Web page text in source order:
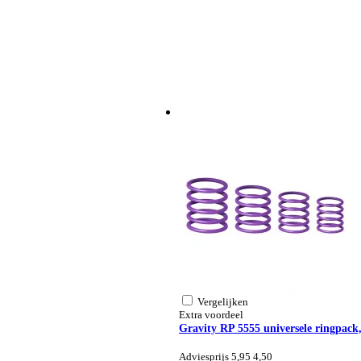
Vergelijken
Extra voordeel
Gravity RP 5555 universele
Adviesprijs 5,95 4,50